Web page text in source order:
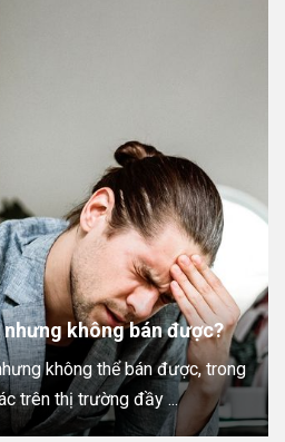
không bán được?
không thể bán được, trong
trên thị trường đầy ...